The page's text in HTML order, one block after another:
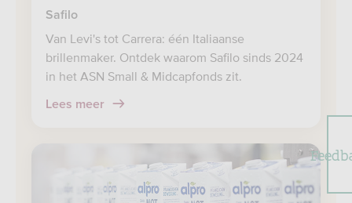
Safilo
Van Levi's tot Carrera: één Italiaanse
brillenmaker. Ontdek waarom Safilo sinds 2024
in het ASN Small & Midcapfonds zit.
Lees meer